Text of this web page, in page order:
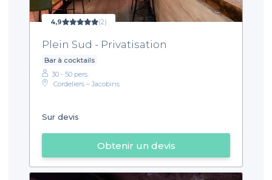
4,9 (2)
Plein Sud - Privatisation
Bar à cocktails
30 - 50 pers.
Cordeliers – Jacobins
Sur devis
Obtenir un devis